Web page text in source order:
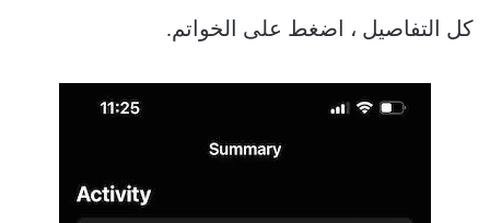
كل التفاصيل ، اضغط على الخواتم.